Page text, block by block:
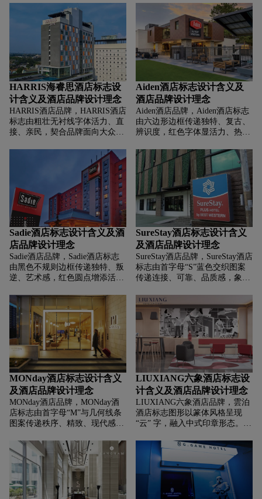
旅途移动的定位，象征如旅行中
灵动的风景，为住客营造温馨、
可移动的家。Citadines字体经
典，深蓝色显可靠、专业。
树木质坚硬、具质感，象征专
业、可靠、具品质传承的住宿体
验。
HARRIS海睿思酒店标志设
计含义及酒店品牌设计理念
HARRIS酒店品牌，‌‌‌HARRIS酒店
标志由粗壮无衬线字体活力、直
接、亲民，契合品牌面向大众市
的定位，橙色强化热情氛围。简
洁直白的文字组合，突出酒店属
性与品牌识别，标志借活力字体
与橙色，塑造亲民、活力、直接
的中端酒店形象，HARRIS
HOTELS主打大众市场，提供便
捷活力住宿体验的定位。
Aiden酒店标志设计含义及
酒店品牌设计理念
Aiden酒店品牌，‌‌‌Aiden酒店标志
由六边形边框传递独特、复古、
辨识度，红色字体显活力、热
直接，象征为旅客提供独特、有
边界感的住宿场景。
Sadie酒店标志设计含义及酒
店品牌设计理念
Sadie酒店品牌，‌‌‌Sadie酒店标志
由黑色不规则边框传递独特、叛
逆、艺术感，红色圆点增添活
打造个性潮流住宿，融入在地文
化的定位。
SureStay酒店标志设计含义
及酒店品牌设计理念
SureStay酒店品牌，‌‌‌SureStay酒店
标志由首字母“S”蓝色交织图案
传递连接、可靠、品质感，象征
旅客打造稳定、可信赖的住宿体
验，契合Sure可靠的品牌承诺。
红色字体显热情、醒目。
MONday酒店标志设计含义
及酒店品牌设计理念
MONday酒店品牌，‌‌‌MONday酒
店标志由首字母“M”与几何线条
图案传递秩序、精致、现代感，
店为旅客提供便捷、优质住宿的
定位。
LIUXIANG六象酒店标志设
计含义及酒店品牌设计理念
LIUXIANG六象酒店品牌，‌‌‌雲泊
酒店标志图形以篆体风格呈现
“云” 字，融入中式印章形态。篆
店对东方美学、古典韵味的追
求；印章象征权威、品质，寓意
酒店以高品质服务与环境，为宾
客打造值得信赖的旅居体验，也
凸显品牌的文化厚重感与独特性
。酒红色图形沉稳、典雅，契合